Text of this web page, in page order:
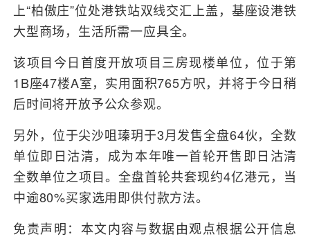
上“柏傲庄”位处港铁站双线交汇上盖，基座设港铁
大型商场，生活所需一应具全。
该项目今日首度开放项目三房现楼单位，位于第
1B座47楼A室，实用面积765方呎，并将于今日稍
后时间将开放予公众参观。
另外，位于尖沙咀瑧玥于3月发售全盘64伙，全数
单位即日沽清，成为本年唯一首轮开售即日沽清
全数单位之项目。全盘首轮共套现约4亿港元，当
中逾80%买家选用即供付款方法。
免责声明：本文内容与数据由观点根据公开信息